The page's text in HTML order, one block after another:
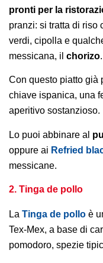
pronti per la
pranzi: si tratta di riso
verdi, cipolla e
messicana, il chorizo.
Con questo piatto già
chiave ispanica, una
aperitivo sostanzioso.
Lo puoi abbinare al
oppure ai Refried
messicane.
2. Tinga de pollo
La Tinga de pollo è
Tex-Mex, a base di
pomodoro, spezie